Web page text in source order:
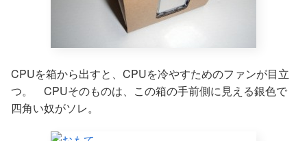
CPUを箱から出すと、CPUを冷やすためのファンが目立
つ。 CPUそのものは、この箱の手前側に見える銀色で
四角い奴がソレ。